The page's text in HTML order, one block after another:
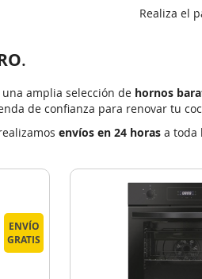
Realiza el
.
amplia selección de hornos
de confianza para renovar tu
envíos en 24 horas a toda
ENVÍO
GRATIS